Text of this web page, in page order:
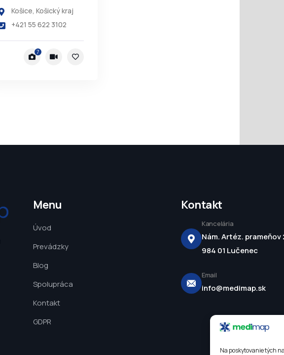
Na poskytovanie tých
Košice, Košický kraj
+421 55 622 3102
7
Menu
Úvod
Prevádzky
Blog
Spolupráca
Kontakt
GDPR
Kontakt
Kancelária
Nám. Artéz. prameňov
984 01 Lučenec
Email
info@medimap.sk